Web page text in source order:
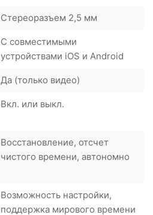
Стереоразъем 2,5 мм
С совместимыми
устройствами iOS и Android
Да (только видео)
Вкл. или выкл.
Восстановление, отсчет
чистого времени, автономно
Возможность настройки,
поддержка мирового времени